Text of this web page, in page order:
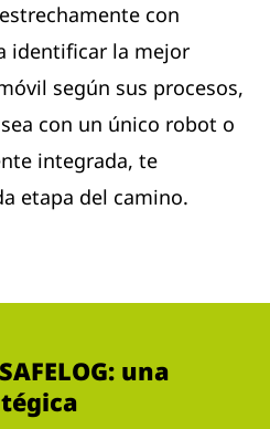
con
identificar la mejor
según sus procesos,
con un único robot o
integrada, te
etapa del camino.
una